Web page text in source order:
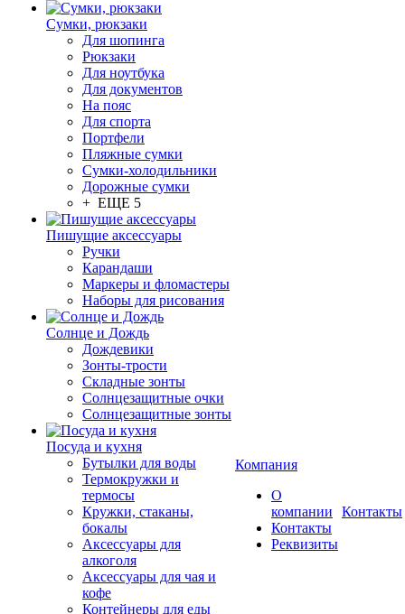
Сумки, рюкзаки
Для шопинга
Рюкзаки
Для ноутбука
Для документов
На пояс
Для спорта
Портфели
Пляжные сумки
Сумки-холодильники
Дорожные сумки
+ ЕЩЕ 5
Пишущие аксессуары
Ручки
Карандаши
Маркеры и фломастеры
Наборы для рисования
Солнце и Дождь
Дождевики
Зонты-трости
Складные зонты
Солнцезащитные очки
Солнцезащитные зонты
Посуда и кухня
Бутылки для воды
Термокружки и
термосы
Кружки, стаканы,
бокалы
Аксессуары для
алкоголя
Аксессуары для чая и
кофе
Контейнеры для еды
Компания
О
компании
Контакты
Реквизиты
Контакты